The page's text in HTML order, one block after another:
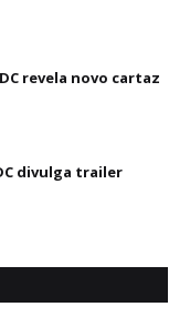
DC revela novo cartaz
divulga trailer